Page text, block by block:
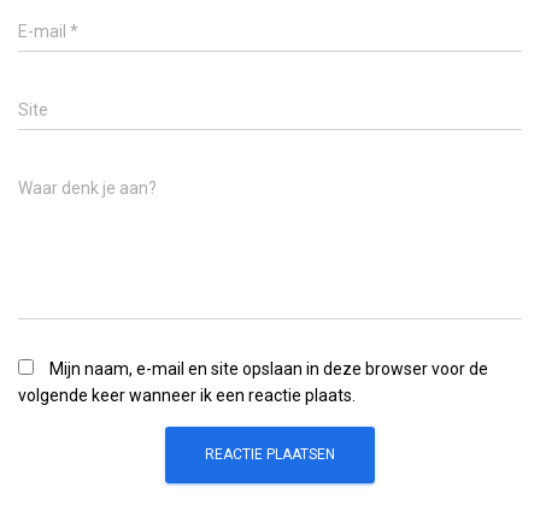
E-mail *
Site
Waar denk je aan?
Mijn naam, e-mail en site opslaan in deze browser voor de
volgende keer wanneer ik een reactie plaats.